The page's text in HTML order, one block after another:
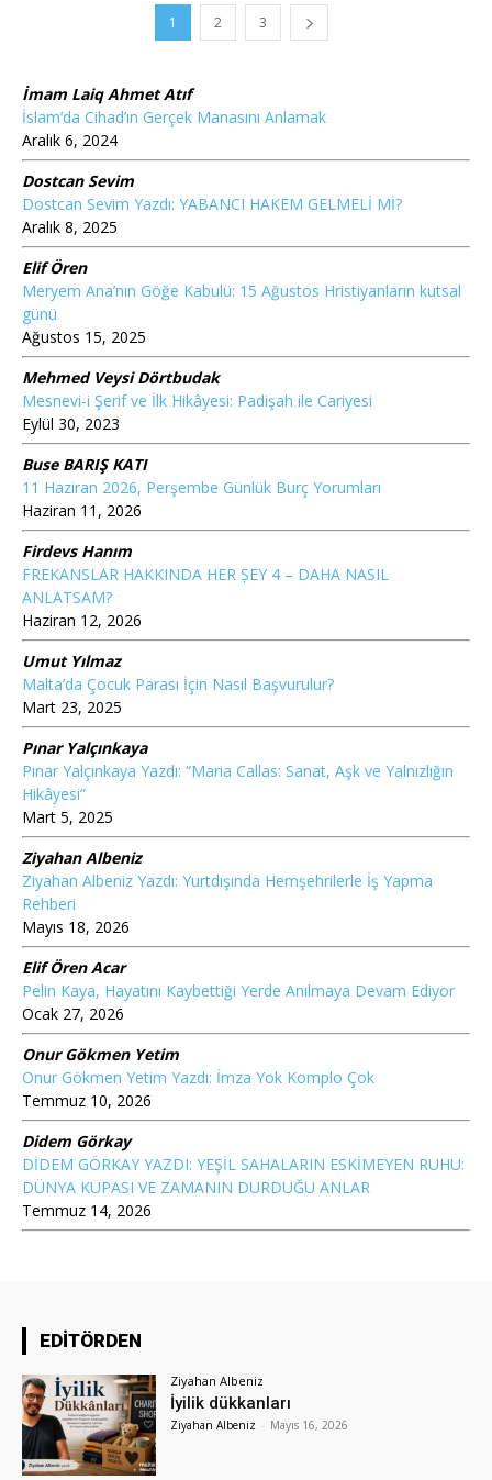
1 2 3
İmam Laiq Ahmet Atıf
İslam’da Cihad’ın Gerçek Manasını Anlamak
Aralık 6, 2024
Dostcan Sevim
Dostcan Sevim Yazdı: YABANCI HAKEM GELMELİ Mİ?
Aralık 8, 2025
Elif Ören
Meryem Ana’nın Göğe Kabulü: 15 Ağustos Hristiyanların kutsal
günü
Ağustos 15, 2025
Mehmed Veysi Dörtbudak
Mesnevi-i Şerif ve İlk Hikâyesi: Padişah ile Cariyesi
Eylül 30, 2023
Buse BARIŞ KATI
11 Haziran 2026, Perşembe Günlük Burç Yorumları
Haziran 11, 2026
Firdevs Hanım
FREKANSLAR HAKKINDA HER ȘEY 4 – DAHA NASIL
ANLATSAM?
Haziran 12, 2026
Umut Yılmaz
Malta’da Çocuk Parası İçin Nasıl Başvurulur?
Mart 23, 2025
Pınar Yalçınkaya
Pınar Yalçınkaya Yazdı: “Maria Callas: Sanat, Aşk ve Yalnızlığın
Hikâyesi”
Mart 5, 2025
Ziyahan Albeniz
Ziyahan Albeniz Yazdı: Yurtdışında Hemşehrilerle İş Yapma
Rehberi
Mayıs 18, 2026
Elif Ören Acar
Pelin Kaya, Hayatını Kaybettiği Yerde Anılmaya Devam Ediyor
Ocak 27, 2026
Onur Gökmen Yetim
Onur Gökmen Yetim Yazdı: İmza Yok Komplo Çok
Temmuz 10, 2026
Didem Görkay
DİDEM GÖRKAY YAZDI: YEŞİL SAHALARIN ESKİMEYEN RUHU:
DÜNYA KUPASI VE ZAMANIN DURDUĞU ANLAR
Temmuz 14, 2026
EDİTÖRDEN
Ziyahan Albeniz
İyilik dükkanları
Ziyahan Albeniz - Mayıs 16, 2026